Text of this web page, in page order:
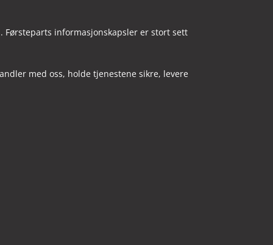
informasjonskapsler er stort sett
med oss, holde tjenestene sikre, levere